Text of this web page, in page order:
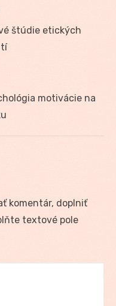
štúdie etických
motivácie na
komentár, doplniť
textové pole